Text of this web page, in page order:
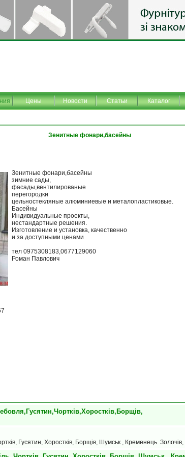
Цены Новости Статьи Каталог
Зенитные фонари,басейны
Зенитные фонари,басейны
зимние сады,
фасады,вентилированые
перегородки
цельностекляные алюминиевые и металопластиковые.
Басейны
Индивидуальные проекты,
нестандартные решения.
Изготовление и установка, качественно
и за доступными ценами
тел 0975308183,0677129060
Роман Павлович
Гусятин, Хоростків, Борщів, Шумськ , Кременець.